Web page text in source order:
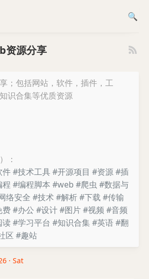
资源分享
；包括网站，软件，插件，工
识合集等优质资源
：
件#技术工具#开源项目 #资源#插
程 #编程脚本 #web #爬虫 #数据与
络安全 #技术#解析#下载 #传输
费#办公 #设计#图片#视频 #音频
读 #学习平台 #知识合集#英语#翻
区 #趣站
· Sat